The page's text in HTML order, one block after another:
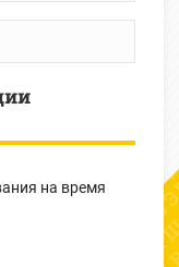
на время